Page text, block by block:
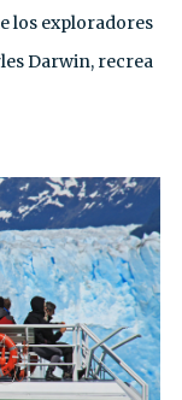
los exploradores
Darwin, recrea